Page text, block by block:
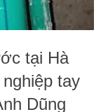
tại Hà
tay
Dũng